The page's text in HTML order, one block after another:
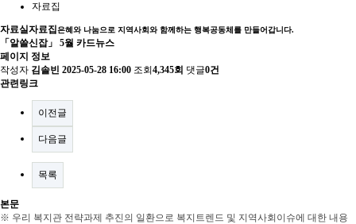
자료집
자료실자료집은혜와 나눔으로 지역사회와 함께하는 행복공동체를 만들어갑니다.
「알쓸신잡」 5월 카드뉴스
페이지 정보
작성자 김솔빈 2025-05-28 16:00 조회 4,345회 댓글0건
관련링크
이전글
다음글
목록
본문
※ 우리 복지관 전략과제 추진의 일환으로 복지트렌드 및 지역사회이슈에 대한 내용